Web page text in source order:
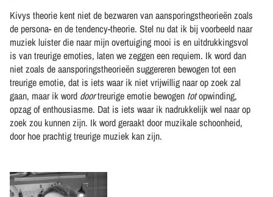
Kivys theorie kent niet de bezwaren van aansporingstheorieën zoals
de persona- en de tendency-theorie. Stel nu dat ik bij voorbeeld naar
muziek luister die naar mijn overtuiging mooi is en uitdrukkingsvol
is van treurige emoties, laten we zeggen een requiem. Ik word dan
niet zoals de aansporingstheorieën suggereren bewogen tot een
treurige emotie, dat is iets waar ik niet vrijwillig naar op zoek zal
gaan, maar ik word doortreurige emotie bewogen totopwinding,
opzag of enthousiasme. Dat is iets waar ik nadrukkelijk wel naar op
zoek zou kunnen zijn. Ik word geraakt door muzikale schoonheid,
door hoe prachtig treurige muziek kan zijn.